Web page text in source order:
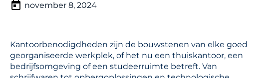
november 8, 2024
Kantoorbenodigdheden zijn de bouwstenen van elke goed
georganiseerde werkplek, of het nu een thuiskantoor, een
bedrijfsomgeving of een studeerruimte betreft. Van